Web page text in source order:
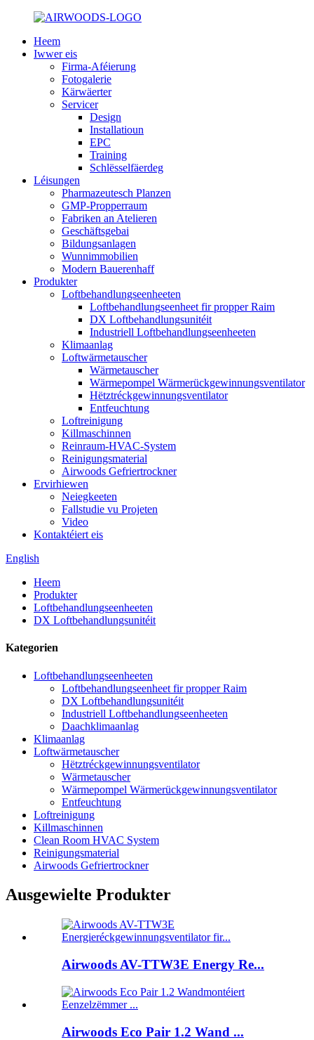
Heem
Iwwer eis
Firma-Aféierung
Fotogalerie
Kärwäerter
Servicer
Design
Installatioun
EPC
Training
Schlësselfäerdeg
Léisungen
Pharmazeutesch Planzen
GMP-Propperraum
Fabriken an Atelieren
Geschäftsgebai
Bildungsanlagen
Wunnimmobilien
Modern Bauerenhaff
Produkter
Loftbehandlungseenheeten
Loftbehandlungseenheet fir propper Raim
DX Loftbehandlungsunitéit
Industriell Loftbehandlungseenheeten
Klimaanlag
Loftwärmetauscher
Wärmetauscher
Wärmepompel Wärmerückgewinnungsventilator
Hëtztréckgewinnungsventilator
Entfeuchtung
Loftreinigung
Killmaschinnen
Reinraum-HVAC-System
Reinigungsmaterial
Airwoods Gefriertrockner
Ervirhiewen
Neiegkeeten
Fallstudie vu Projeten
Video
Kontaktéiert eis
English
Heem
Produkter
Loftbehandlungseenheeten
DX Loftbehandlungsunitéit
Kategorien
Loftbehandlungseenheeten
Loftbehandlungseenheet fir propper Raim
DX Loftbehandlungsunitéit
Industriell Loftbehandlungseenheeten
Daachklimaanlag
Klimaanlag
Loftwärmetauscher
Hëtztréckgewinnungsventilator
Wärmetauscher
Wärmepompel Wärmerückgewinnungsventilator
Entfeuchtung
Loftreinigung
Killmaschinnen
Clean Room HVAC System
Reinigungsmaterial
Airwoods Gefriertrockner
Ausgewielte Produkter
Airwoods AV-TTW3E Energy Re...
Airwoods Eco Pair 1.2 Wand ...